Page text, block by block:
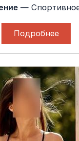
—
Подробнее